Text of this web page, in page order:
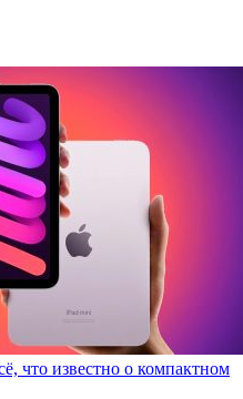
что известно о компактном